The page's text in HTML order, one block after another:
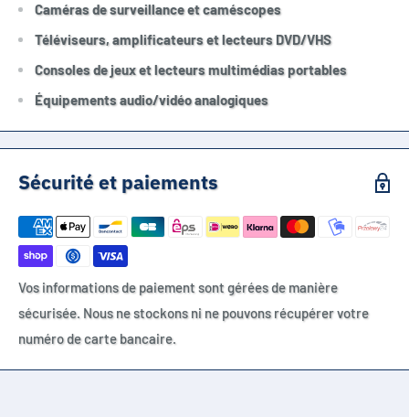
Caméras de surveillance et caméscopes
Téléviseurs, amplificateurs et lecteurs DVD/VHS
Consoles de jeux et lecteurs multimédias portables
Équipements audio/vidéo analogiques
Sécurité et paiements
Vos informations de paiement sont gérées de manière
sécurisée. Nous ne stockons ni ne pouvons récupérer votre
numéro de carte bancaire.